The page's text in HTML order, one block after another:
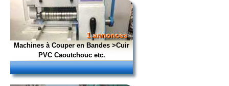
1 annonces
Machines à Couper en Bandes >Cuir
PVC Caoutchouc etc.